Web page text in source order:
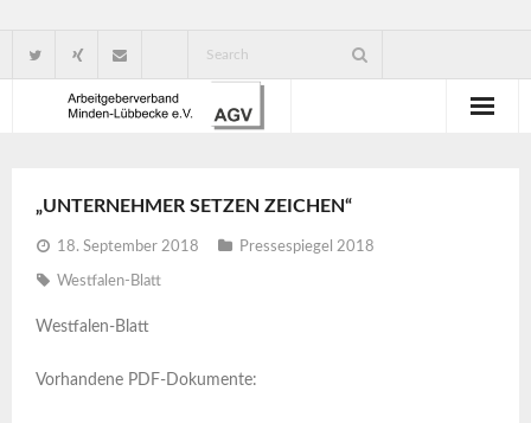
Verbandsorganisation
Gute Gründe für eine Mitgliedschaft
„UNTERNEHMER SETZEN ZEICHEN“
18. September 2018 Pressespiegel 2018
Westfalen-Blatt
Westfalen-Blatt
Vorhandene PDF-Dokumente: